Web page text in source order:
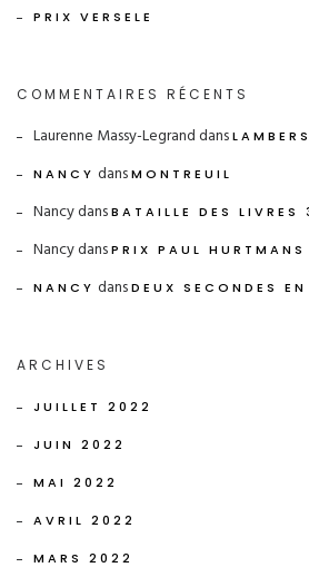
PRIX VERSELE
COMMENTAIRES RÉCENTS
Laurenne Massy-Legranddans
NANCY dansMONTREUIL
NancydansBATAILLE DES LIVRES
NancydansPRIX PAUL HURTMANS
NANCY dansDEUX SECONDES
ARCHIVES
JUILLET 2022
JUIN 2022
MAI 2022
AVRIL 2022
MARS 2022